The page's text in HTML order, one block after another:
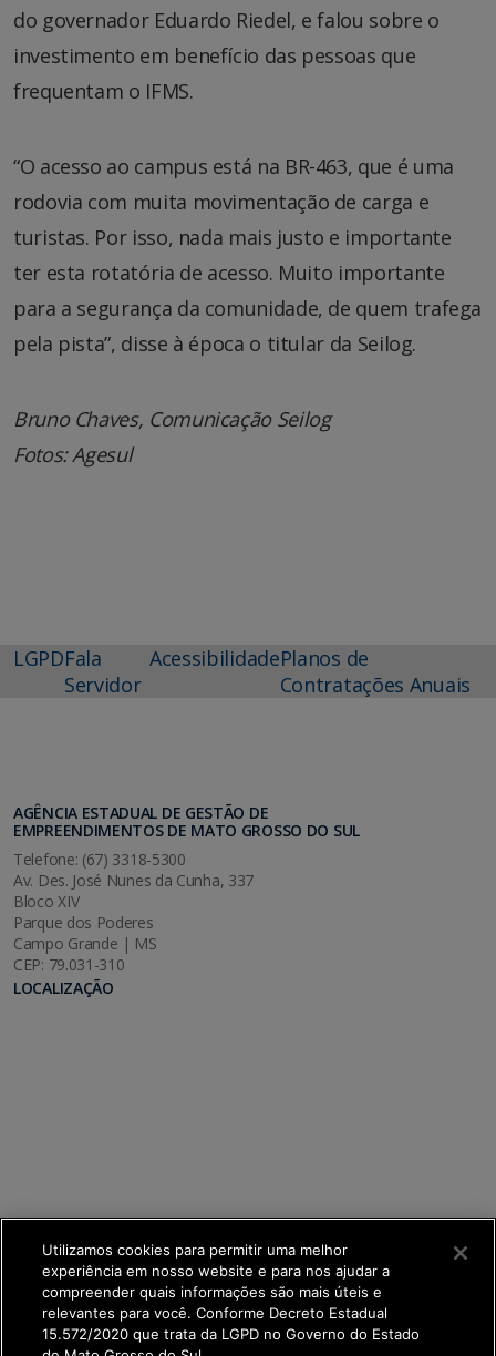
do governador Eduardo Riedel, e falou sobre o
investimento em benefício das pessoas que
frequentam o IFMS.
“O acesso ao campus está na BR-463, que é uma
rodovia com muita movimentação de carga e
turistas. Por isso, nada mais justo e importante
ter esta rotatória de acesso. Muito importante
para a segurança da comunidade, de quem trafega
pela pista”, disse à época o titular da Seilog.
Bruno Chaves, Comunicação Seilog
Fotos: Agesul
LGPDFala
Servidor
AcessibilidadePlanos de
Contratações Anuais
AGÊNCIA ESTADUAL DE GESTÃO DE
EMPREENDIMENTOS DE MATO GROSSO DO SUL
Telefone: (67) 3318-5300
Av. Des. José Nunes da Cunha, 337
Bloco XIV
Parque dos Poderes
Campo Grande | MS
CEP: 79.031-310
LOCALIZAÇÃO
Utilizamos cookies para permitir uma melhor
experiência em nosso website e para nos ajudar a
compreender quais informações são mais úteis e
relevantes para você. Conforme Decreto Estadual
15.572/2020 que trata da LGPD no Governo do Estado